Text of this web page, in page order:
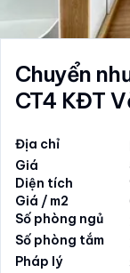
Chuyển
CT4 KĐT
Địa chỉ
Giá
Diện tích
Giá / m2
Số phòng ngủ
Số phòng tắm
Pháp lý